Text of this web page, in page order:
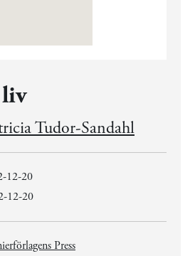
Tudor-Sandahl
12-20
12-20
Press